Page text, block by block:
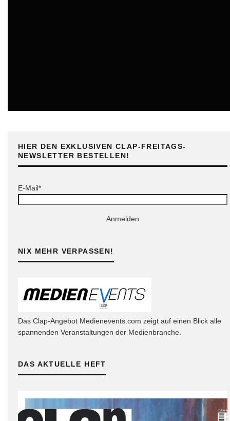
HIER DEN EXKLUSIVEN CLAP-FREITAGS-
NEWSLETTER BESTELLEN!
E-Mail*
Anmelden
NIX MEHR VERPASSEN!
Das Clap-Angebot Medienevents.com zeigt auf einen Blick alle
spannenden Veranstaltungen der Medienbranche.
DAS AKTUELLE HEFT